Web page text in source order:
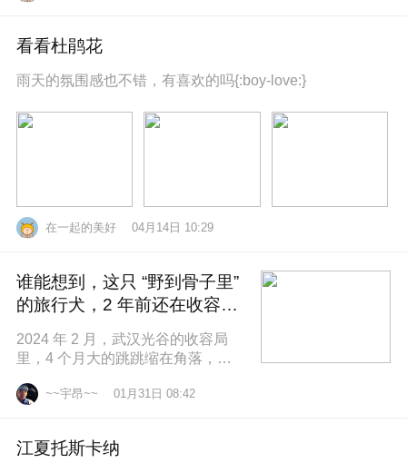
看看杜鹃花
雨天的氛围感也不错，有喜欢的吗{:boy-love:}
在一起的美好 04月14日 10:29
谁能想到，这只 “野到骨子里”
的旅行犬，2 年前还在收容所
2024 年 2 月，武汉光谷的收容局
里，4 个月大的跳跳缩在角落，土
的眼睛怯生生望着来人。我们俱乐
~~宇昂~~ 01月31日 08:42
江夏托斯卡纳